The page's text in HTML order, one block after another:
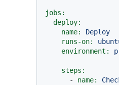
jobs:
deploy:
name:
Deploy
runs-on:
environment:
steps:
-
name: